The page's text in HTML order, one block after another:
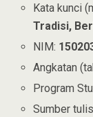
Kata kunci
Tradisi,
NIM:
Angkatan
Program
Sumber